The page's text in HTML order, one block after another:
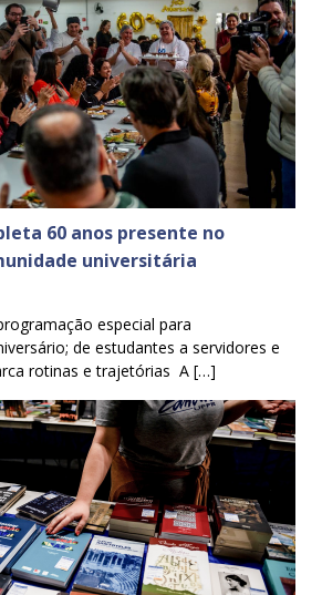
60 anos presente no
universitária
especial para
de estudantes a servidores e
rotinas e trajetórias A […]